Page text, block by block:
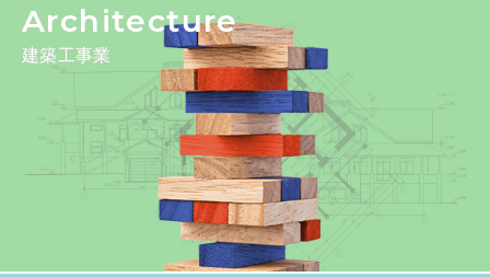
Architecture
建築工事業